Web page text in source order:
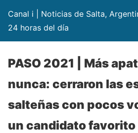
Canal i | Noticias de Salta,
24 horas del día
PASO 2021 | Más
nunca: cerraron las
salteñas con pocos
un candidato favorito